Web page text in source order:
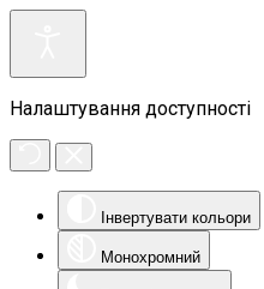
Налаштування доступності
Інвертувати кольори
Монохромний